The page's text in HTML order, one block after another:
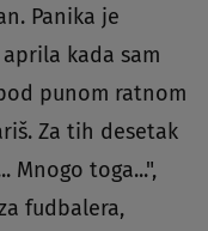
Panika je
kada sam
punom ratnom
Za tih desetak
Mnogo toga...",
fudbalera,